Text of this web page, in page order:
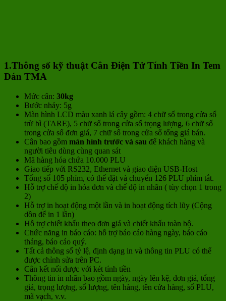
1.Thông số kỹ thuật Cân Điện Tử Tính Tiền In Tem
Dán TMA
Mức cân: 30kg
Bước nhảy: 5g
Màn hình LCD màu xanh lá cây gồm: 4 chữ số trong cửa sổ
trừ bì (TARE), 5 chữ số trong cửa sổ trọng lượng, 6 chữ số
trong cửa sổ đơn giá, 7 chữ số trong cửa sổ tổng giá bán.
Cân bao gồm màn hình trước và sau để khách hàng và
người tiêu dùng cùng quan sát
Mã hàng hóa chứa 10.000 PLU
Giao tiếp với RS232, Ethernet và giao diện USB-Host
Tổng số 105 phím, có thể đặt và chuyển 126 PLU phím tắt.
Hỗ trợ chế độ in hóa đơn và chế độ in nhãn ( tùy chọn 1 trong
2)
Hỗ trợ in hoạt động một lần và in hoạt động tích lũy (Cộng
dồn để in 1 lần)
Hỗ trợ chiết khấu theo đơn giá và chiết khấu toàn bộ.
Chức năng in báo cáo: hỗ trợ báo cáo hàng ngày, báo cáo
tháng, báo cáo quý.
Tất cả thông số tỷ lệ, định dạng in và thông tin PLU có thể
được chỉnh sửa trên PC.
Cân kết nối được với két tính tiền
Thông tin in nhãn bao gồm ngày, ngày lên kệ, đơn giá, tổng
giá, trọng lượng, số lượng, tên hàng, tên cửa hàng, số PLU,
mã vạch, v.v.